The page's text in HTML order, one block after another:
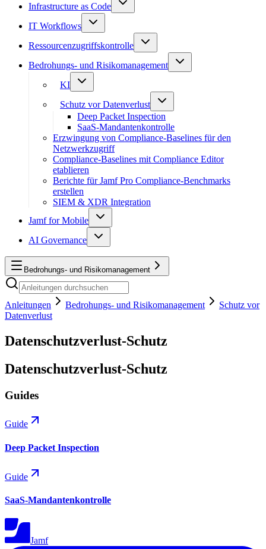
Infrastructure as Code
IT Workflows
Ressourcenzugriffskontrolle
Bedrohungs- und Risikomanagement
KI
Schutz vor Datenverlust
Deep Packet Inspection
SaaS-Mandantenkontrolle
Erzwingung von Compliance-Baselines für den
Netzwerkzugriff
Compliance-Baselines mit Compliance Editor
etablieren
Berichte für Jamf Pro Compliance-Benchmarks
erstellen
SIEM & XDR Integration
Jamf for Mobile
AI Governance
Bedrohungs- und Risikomanagement
Anleitungen Bedrohungs- und Risikomanagement
Schutz vor
Datenverlust
Datenschutzverlust-Schutz
Datenschutzverlust-Schutz
Guides
Guide
Deep Packet Inspection
Guide
SaaS-Mandantenkontrolle
Jamf